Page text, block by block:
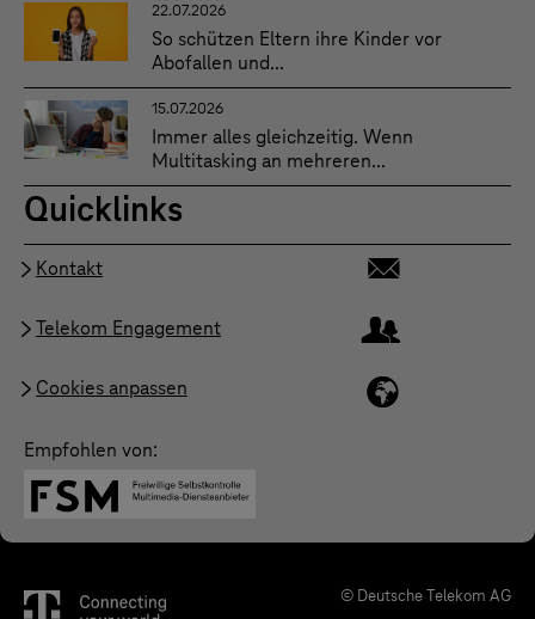
22.07.2026
So schützen Eltern ihre Kinder vor
Abofallen und...
15.07.2026
Immer alles gleichzeitig. Wenn
Multitasking an mehreren...
Quicklinks
Kontakt
Telekom Engagement
Cookies anpassen
Empfohlen von:
© Deutsche Telekom AG